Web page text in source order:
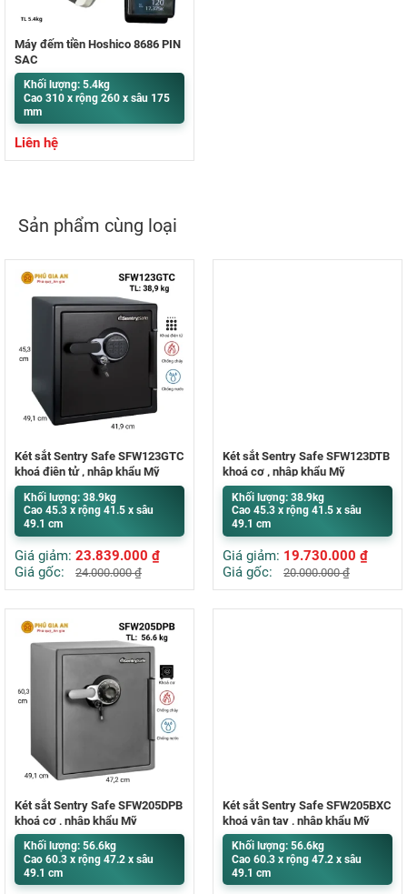
Máy đếm tiền Hoshico 8686 PIN
SẠC
Khối lượng: 5.4kg
Cao 310 x rộng 260 x sâu 175
mm
Liên hệ
Sản phẩm cùng loại
Két sắt Sentry Safe SFW123GTC
khoá điện tử , nhập khẩu Mỹ
Khối lượng: 38.9kg
Cao 45.3 x rộng 41.5 x sâu
49.1 cm
Giá giảm: 23.839.000 ₫
Giá gốc:
24.000.000₫
Két sắt Sentry Safe SFW123DTB
khoá cơ , nhập khẩu Mỹ
Khối lượng: 38.9kg
Cao 45.3 x rộng 41.5 x sâu
49.1 cm
Giá giảm: 19.730.000 ₫
Giá gốc:
20.000.000₫
Két sắt Sentry Safe SFW205DPB
khoá cơ , nhập khẩu Mỹ
Khối lượng: 56.6kg
Cao 60.3 x rộng 47.2 x sâu
49.1 cm
Két sắt Sentry Safe SFW205BXC
khoá vân tay , nhập khẩu Mỹ
Khối lượng: 56.6kg
Cao 60.3 x rộng 47.2 x sâu
49.1 cm